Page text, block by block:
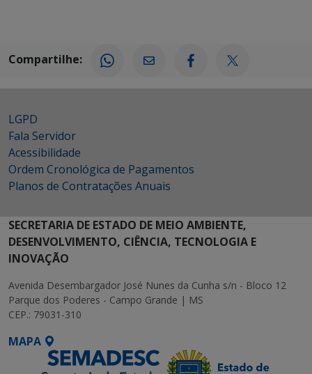
Compartilhe:
LGPD
Fala Servidor
Acessibilidade
Ordem Cronológica de Pagamentos
Planos de Contratações Anuais
SECRETARIA DE ESTADO DE MEIO AMBIENTE,
DESENVOLVIMENTO, CIÊNCIA, TECNOLOGIA E
INOVAÇÃO
Avenida Desembargador José Nunes da Cunha s/n - Bloco 12
Parque dos Poderes - Campo Grande | MS
CEP.: 79031-310
MAPA